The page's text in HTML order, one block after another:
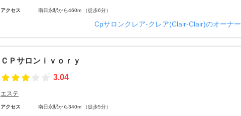
アクセス 南日永駅から460m （徒歩6分）
Cpサロンクレア‐クレア(Clair‐Clair)のオーナ
ＣＰサロンｉｖｏｒｙ
3.04
エステ
アクセス 南日永駅から340m （徒歩5分）